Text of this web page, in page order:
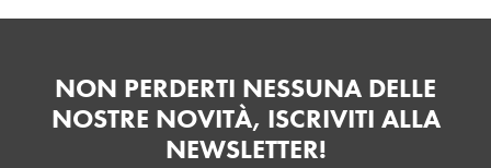
NON PERDERTI NESSUNA DELLE
NOSTRE NOVITÀ, ISCRIVITI ALLA
NEWSLETTER!